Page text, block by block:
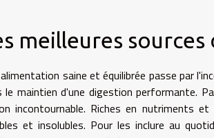
meilleures
saine et équilibrée passe par
le maintien d'une digestion performante.
incontournable. Riches en nutriments
et insolubles. Pour les inclure au